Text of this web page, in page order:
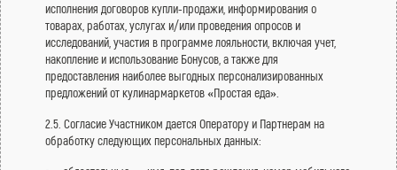
исполнения договоров купли-продажи, информирования о
товарах, работах, услугах и/или проведения опросов и
исследований, участия в программе лояльности, включая учет,
накопление и использование Бонусов, а также для
предоставления наиболее выгодных персонализированных
предложений от кулинармаркетов «Простая еда».
2.5. Согласие Участником дается Оператору и Партнерам на
обработку следующих персональных данных: